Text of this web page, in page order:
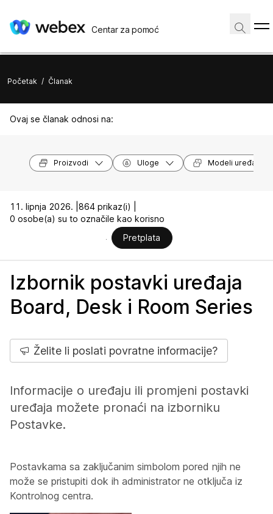
Centar za pomoć
Početak / Članak
Ovaj se članak odnosi na:
Proizvodi Uloge Modeli uređaja
11. lipnja 2026. | 864 prikaz(i) |
0 osobe(a) su to označile kao korisno
Pretplata
Izbornik postavki uređaja
Board, Desk i Room Series
Želite li poslati povratne informacije?
Informacije o uređaju ili promjeni postavki
uređaja možete pronaći na izborniku
Postavke.
Postavkama sa zaključanim simbolom pored njih ne
može se pristupiti dok ih administrator ne otključa iz
Kontrolnog centra.